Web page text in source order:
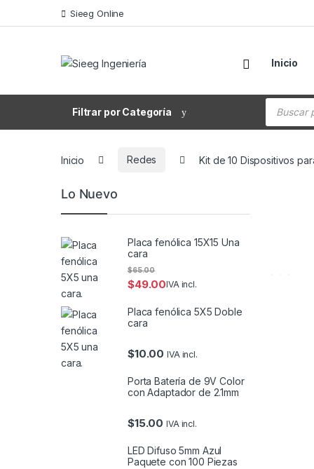
Sieeg Online
Inicio
Filtrar por Categoría
Inicio Redes Kit de 10 Dispositivos
Lo Nuevo
Placa fenólica 15X15 Una
cara
$49.00
$65.00
IVA incl.
Placa fenólica 5X5 Doble
cara
$10.00 IVA incl.
Porta Batería de 9V Color
con Adaptador de 2.1mm
$15.00 IVA incl.
LED Difuso 5mm Azul
Paquete con 100 Piezas